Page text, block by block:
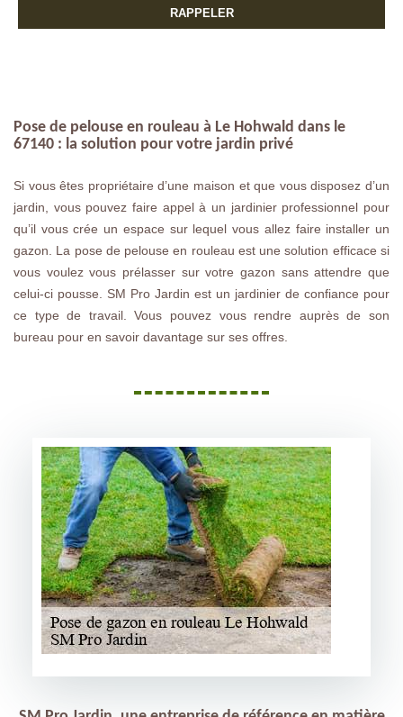
Pose de pelouse en rouleau à Le Hohwald dans le
67140 : la solution pour votre jardin privé
Si vous êtes propriétaire d’une maison et que vous disposez d’un
jardin, vous pouvez faire appel à un jardinier professionnel pour
qu’il vous crée un espace sur lequel vous allez faire installer un
gazon. La pose de pelouse en rouleau est une solution efficace si
vous voulez vous prélasser sur votre gazon sans attendre que
celui-ci pousse. SM Pro Jardin est un jardinier de confiance pour
ce type de travail. Vous pouvez vous rendre auprès de son
bureau pour en savoir davantage sur ses offres.